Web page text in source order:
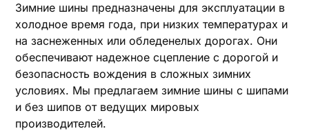
Зимние шины предназначены для эксплуатации в
холодное время года, при низких температурах и
на заснеженных или обледенелых дорогах. Они
обеспечивают надежное сцепление с дорогой и
безопасность вождения в сложных зимних
условиях. Мы предлагаем зимние шины с шипами
и без шипов от ведущих мировых
производителей.